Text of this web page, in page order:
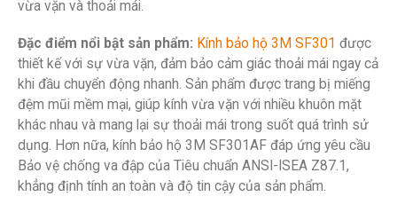
vừa vặn và thoải mái.
Đặc điểm nổi bật sản phẩm: Kính bảo hộ 3M SF301 được
thiết kế với sự vừa vặn, đảm bảo cảm giác thoải mái ngay cả
khi đầu chuyển động nhanh. Sản phẩm được trang bị miếng
đệm mũi mềm mại, giúp kính vừa vặn với nhiều khuôn mặt
khác nhau và mang lại sự thoải mái trong suốt quá trình sử
dụng. Hơn nữa, kính bảo hộ 3M SF301AF đáp ứng yêu cầu
Bảo vệ chống va đập của Tiêu chuẩn ANSI-ISEA Z87.1,
khẳng định tính an toàn và độ tin cậy của sản phẩm.